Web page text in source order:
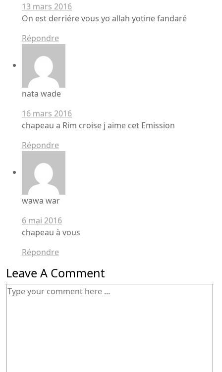
13 mars 2016
On est derriére vous yo allah yotine fandaré
Répondre
nata wade
16 mars 2016
chapeau a Rim croise j aime cet Emission
Répondre
wawa war
6 mai 2016
chapeau à vous
Répondre
Leave A Comment